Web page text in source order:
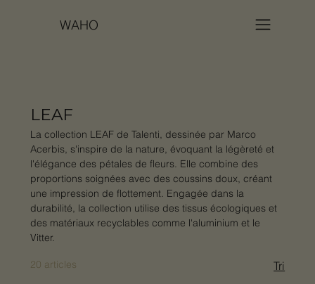
WAHO
LEAF
La collection LEAF de Talenti, dessinée par Marco
Acerbis, s'inspire de la nature, évoquant la légèreté et
l'élégance des pétales de fleurs. Elle combine des
proportions soignées avec des coussins doux, créant
une impression de flottement. Engagée dans la
durabilité, la collection utilise des tissus écologiques et
des matériaux recyclables comme l'aluminium et le
Vitter.
20 articles Tri